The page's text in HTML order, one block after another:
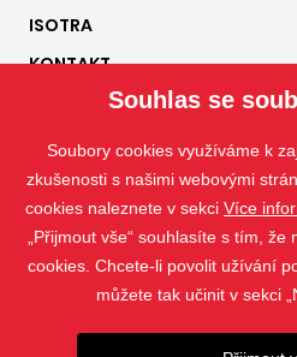
ISOTRA
KONTAKT
Souhlas se
Soubory cookies využíváme k
zkušenosti s našimi webovými
cookies naleznete v sekci Více
„Přijmout vše“ souhlasíte s tím,
cookies. Chcete-li povolit užívání
můžete tak učinit v sekci